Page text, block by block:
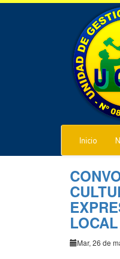
Inicio
Mar, 26 de